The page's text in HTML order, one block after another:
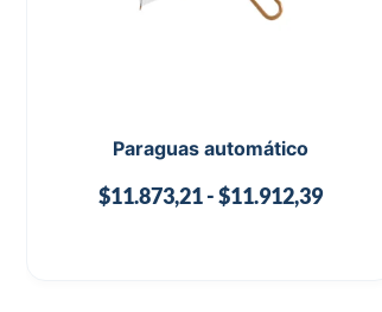
Paraguas automático
$11.873,21 -$11.912,39